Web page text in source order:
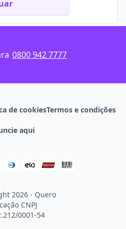
escolha profissional.
0800 942 7777
de cookiesTermos e condições
aqui
2026 - Quero
CNPJ
0001-54